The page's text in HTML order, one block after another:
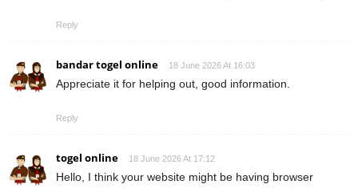
Reply
bandar togel online 18 June 2026 At 16:03
Appreciate it for helping out, good information.
Reply
togel online 18 June 2026 At 17:12
Hello, I think your website might be having browser